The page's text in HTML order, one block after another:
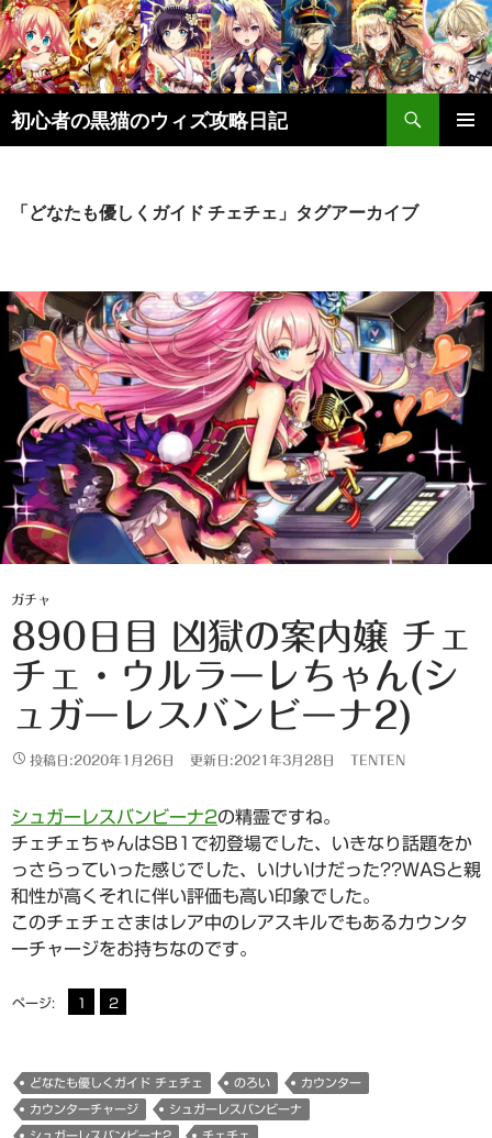
初心者の黒猫のウィズ攻略日記
検
索
ン
キ
ッ
プ
「どなたも優しくガイド チェチェ」タグアーカイブ
ガチャ
890日目 凶獄の案内嬢 チェ
チェ・ウルラーレちゃん(シ
ュガーレスバンビーナ2)
投稿日:2020年1月26日 更新日:2021年3月28日 TENTEN
シュガーレスバンビーナ2の精霊ですね。
チェチェちゃんはSB1で初登場でした、いきなり話題をか
っさらっていった感じでした、いけいけだった??WASと親
和性が高くそれに伴い評価も高い印象でした。
このチェチェさまはレア中のレアスキルでもあるカウンタ
ーチャージをお持ちなのです。
ページ: 1 2
どなたも優しくガイド チェチェ のろい カウンター
カウンターチャージ シュガーレスバンビーナ